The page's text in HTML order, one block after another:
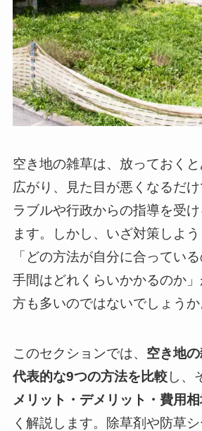
空き地の雑草は、放っておく
広がり、見た目が悪くなるだ
ラブルや行政からの指導を受
ます。しかし、いざ対策しよう
「どの方法が自分に合ってい
手間はどれくらいかかるのか
方も多いのではないでしょうか
このセクションでは、 空き地
代表的な9つの方法を比較し、
メリット・デメリット・費用
く解説します。除草剤や防草